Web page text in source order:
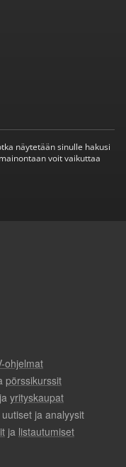
näytetään sinulle hakusi
voit vaikuttaa